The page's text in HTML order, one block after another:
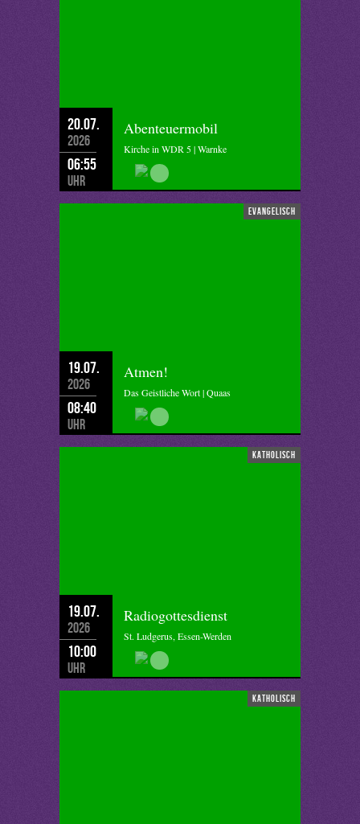
20.07.
2026
06:55
Uhr
Abenteuermobil
Kirche in WDR 5 | Warnke
evangelisch
19.07.
2026
08:40
Uhr
Atmen!
Das Geistliche Wort | Quaas
katholisch
19.07.
2026
10:00
Uhr
Radiogottesdienst
St. Ludgerus, Essen-Werden
katholisch